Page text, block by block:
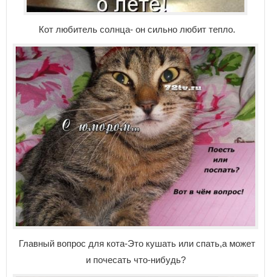
Кот любитель солнца- он сильно любит тепло.
Главный вопрос для кота-Это кушать или спать,а может
и почесать что-нибудь?